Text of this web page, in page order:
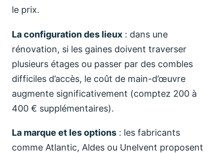
le prix.
La configuration des lieux : dans une
rénovation, si les gaines doivent traverser
plusieurs étages ou passer par des combles
difficiles d’accès, le coût de main-d’œuvre
augmente significativement (comptez 200 à
400 € supplémentaires).
La marque et les options : les fabricants
comme Atlantic, Aldes ou Unelvent proposent